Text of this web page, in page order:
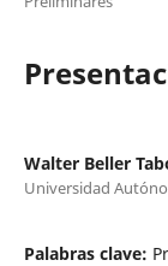
Walter Beller
Universidad
Palabras clave: